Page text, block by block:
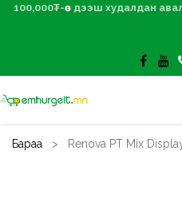
100,000₮-өөс дээш
Бараа Renova PT Mix